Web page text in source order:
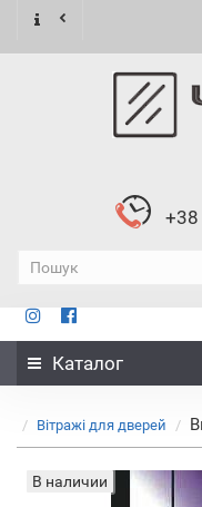
Каталог
Вітражі для дверей
В наличии